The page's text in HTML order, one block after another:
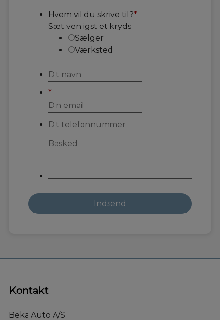
Hvem vil du skrive til?*
Sæt venligst et kryds
Sælger
Værksted
*
Kontakt
Beka Auto A/S